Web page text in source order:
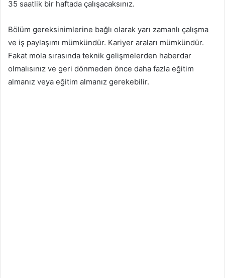
35 saatlik bir haftada çalışacaksınız.
Bölüm gereksinimlerine bağlı olarak yarı zamanlı çalışma
ve iş paylaşımı mümkündür. Kariyer araları mümkündür.
Fakat mola sırasında teknik gelişmelerden haberdar
olmalısınız ve geri dönmeden önce daha fazla eğitim
almanız veya eğitim almanız gerekebilir.